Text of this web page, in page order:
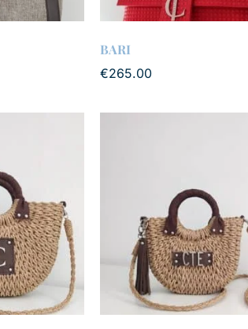
BARI
€265.00